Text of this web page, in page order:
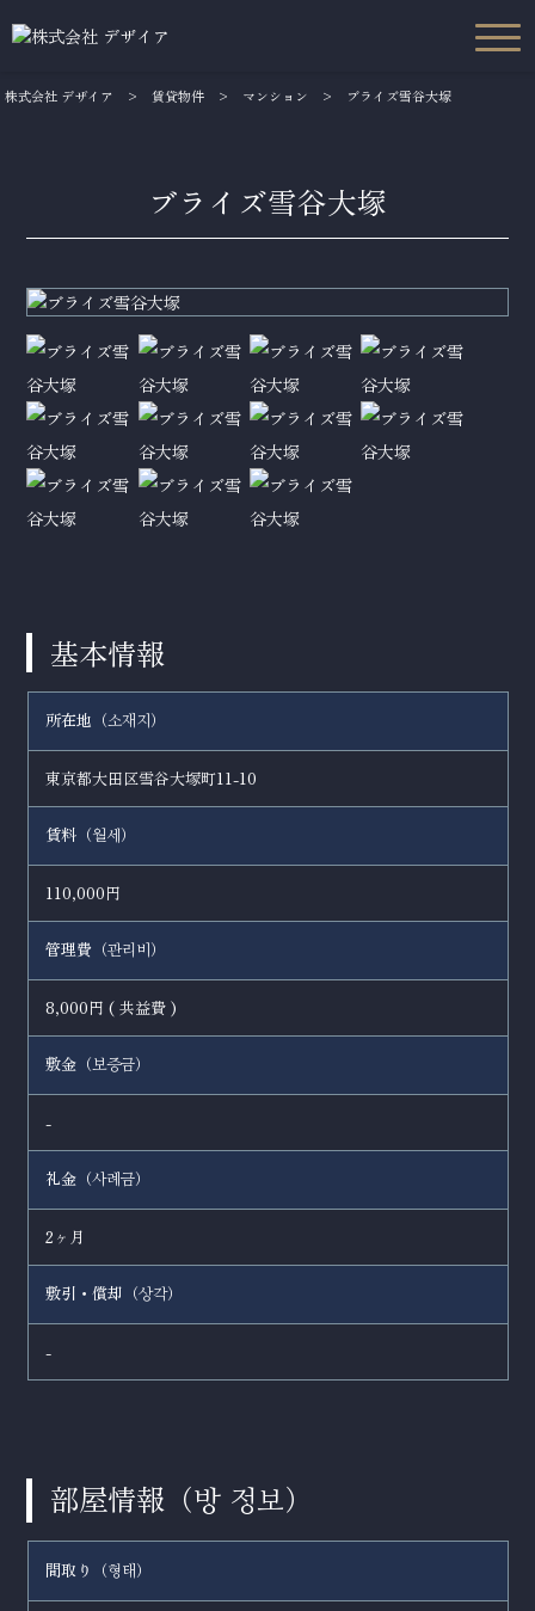
株式会社 デザイア > 賃貸物件 > マンション > ブライズ雪谷大塚
ブライズ雪谷大塚
基本情報
所在地（소재지 ）
東京都大田区雪谷大塚町11-10
賃料（월세 ）
110,000円
管理費（관리비 ）
8,000円 ( 共益費 )
敷金（보증금）
-
礼金（사례금）
2ヶ月
敷引・償却（상각）
-
部屋情報（방 정보）
間取り（형태 ）